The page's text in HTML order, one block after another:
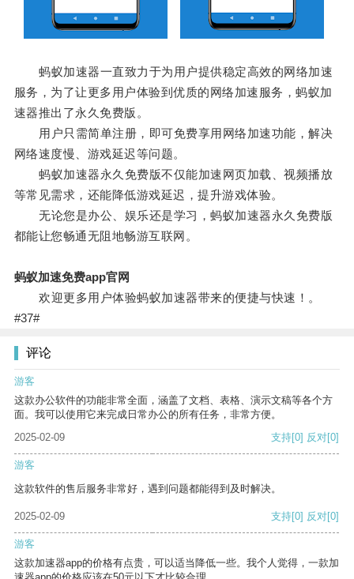
蚂蚁加速器一直致力于为用户提供稳定高效的网络加速
服务，为了让更多用户体验到优质的网络加速服务，蚂蚁加
速器推出了永久免费版。
用户只需简单注册，即可免费享用网络加速功能，解决
网络速度慢、游戏延迟等问题。
蚂蚁加速器永久免费版不仅能加速网页加载、视频播放
等常见需求，还能降低游戏延迟，提升游戏体验。
无论您是办公、娱乐还是学习，蚂蚁加速器永久免费版
都能让您畅通无阻地畅游互联网。
蚂蚁加速免费app官网
欢迎更多用户体验蚂蚁加速器带来的便捷与快速！。
#37#
评论
游客
这款办公软件的功能非常全面，涵盖了文档、表格、演示文稿等各个方
面。我可以使用它来完成日常办公的所有任务，非常方便。
2025-02-09
支持[0] 反对[0]
游客
这款软件的售后服务非常好，遇到问题都能得到及时解决。
2025-02-09 支持[0] 反对[0]
游客
这款加速器app的价格有点贵，可以适当降低一些。我个人觉得，一款加